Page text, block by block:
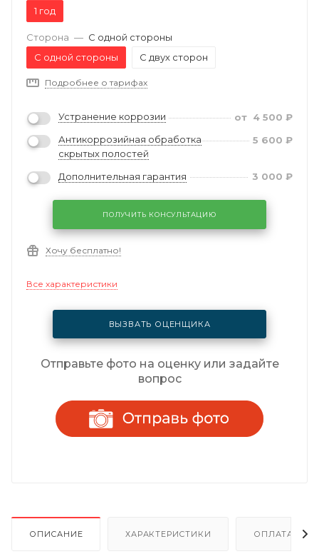
1 год
Сторона — С одной стороны
С одной стороны
С двух сторон
Подробнее о тарифах
Устранение коррозии от 4 500 ₽
Антикоррозийная обработка
скрытых полостей
5 600 ₽
Дополнительная гарантия 3 000 ₽
ПОЛУЧИТЬ КОНСУЛЬТАЦИЮ
Хочу бесплатно!
Все характеристики
ВЫЗВАТЬ ОЦЕНЩИКА
Отправьте фото на оценку или задайте
вопрос
ОПИСАНИЕ ХАРАКТЕРИСТИКИ ОПЛАТА И